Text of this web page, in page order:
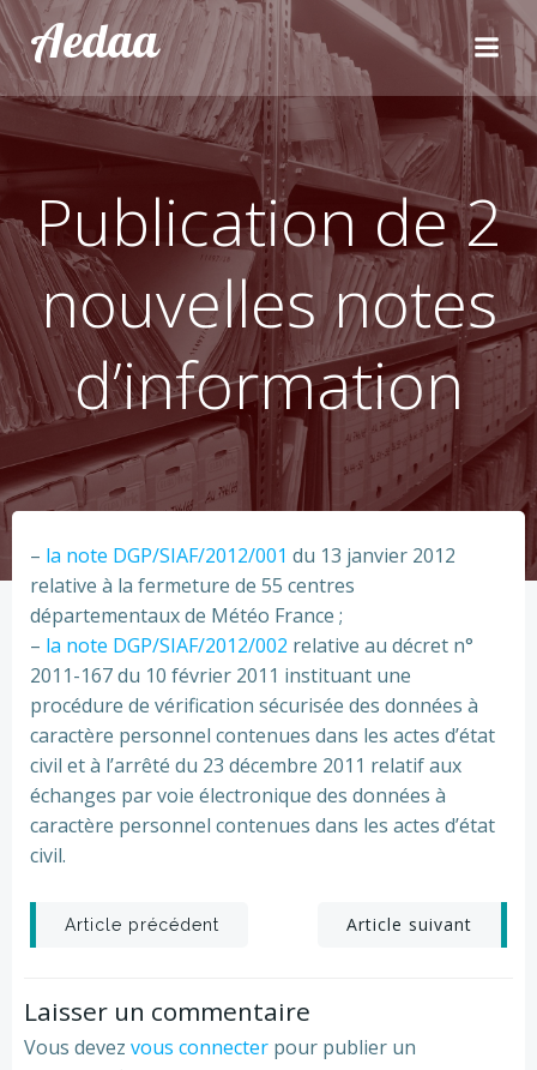
Aller
au
contenu
Aedaa
Publication de 2
nouvelles notes
d’information
– la note DGP/SIAF/2012/001 du 13 janvier 2012
relative à la fermeture de 55 centres
départementaux de Météo France ;
– la note DGP/SIAF/2012/002 relative au décret n°
2011-167 du 10 février 2011 instituant une
procédure de vérification sécurisée des données à
caractère personnel contenues dans les actes d’état
civil et à l’arrêté du 23 décembre 2011 relatif aux
échanges par voie électronique des données à
caractère personnel contenues dans les actes d’état
civil.
Post
navigation
Article précédent
Post
navigation
Article suivant
Laisser un commentaire
Vous devez vous connecter pour publier un